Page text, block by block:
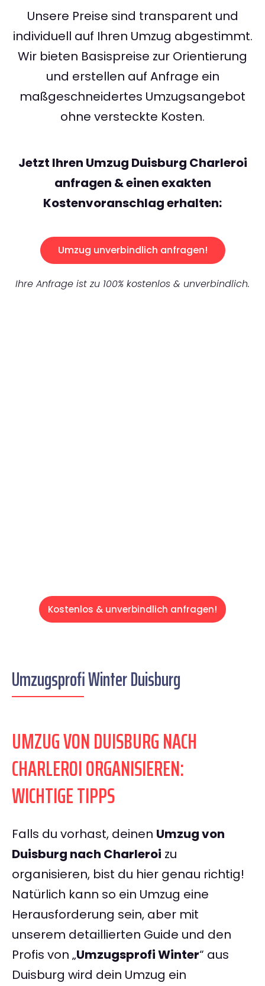
Unsere Preise sind transparent und
individuell auf Ihren Umzug abgestimmt.
Wir bieten Basispreise zur Orientierung
und erstellen auf Anfrage ein
maßgeschneidertes Umzugsangebot
ohne versteckte Kosten.
Jetzt Ihren Umzug Duisburg Charleroi
anfragen & einen exakten
Kostenvoranschlag erhalten:
Umzug unverbindlich anfragen!
Ihre Anfrage ist zu 100% kostenlos & unverbindlich.
Kostenlos & unverbindlich anfragen!
Umzugsprofi Winter Duisburg
UMZUG VON DUISBURG NACH
CHARLEROI ORGANISIEREN:
WICHTIGE TIPPS
Falls du vorhast, deinen Umzug von
Duisburg nach Charleroi zu
organisieren, bist du hier genau richtig!
Natürlich kann so ein Umzug eine
Herausforderung sein, aber mit
unserem detaillierten Guide und den
Profis von „Umzugsprofi Winter“ aus
Duisburg wird dein Umzug ein